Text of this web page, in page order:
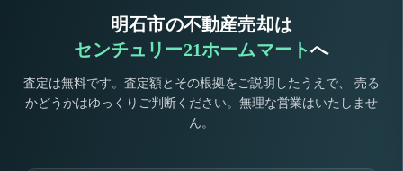
明石市の不動産売却は
センチュリー21ホームマートへ
査定は無料です。査定額とその根拠をご説明したうえで、 売る
かどうかはゆっくりご判断ください。無理な営業はいたしませ
ん。